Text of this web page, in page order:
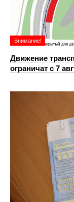
Внимание!
Движение
ограничат с 7